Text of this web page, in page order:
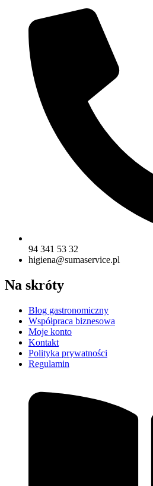
94 341 53 32
higiena@sumaservice.pl
Na skróty
Blog gastronomiczny
Współpraca biznesowa
Moje konto
Kontakt
Polityka prywatności
Regulamin